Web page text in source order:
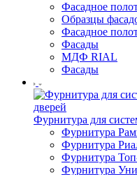
Фасадное
Образцы
Фасадное
Фасады
МДФ RIAL
Фасады
Фурнитура для
Фурнитура
Фурнитура
Фурнитура
Фурнитура